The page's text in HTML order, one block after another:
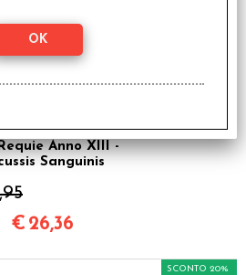
Anno XIII -
Sanguinis
€ 26,36
SCONTO 20%